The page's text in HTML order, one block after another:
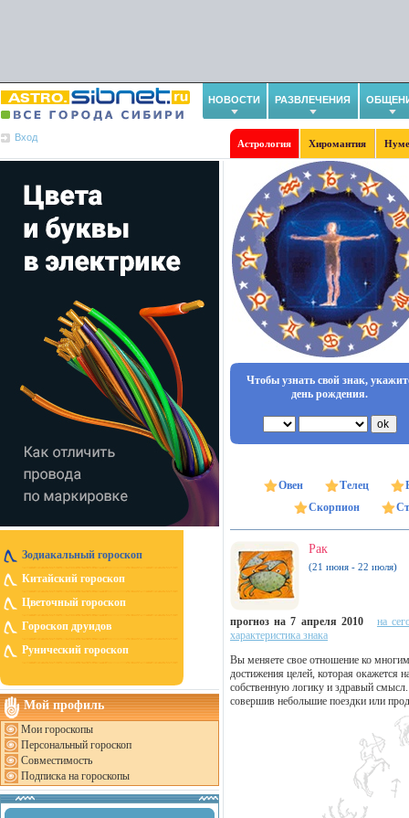
НОВОСТИ РАЗВЛЕЧЕНИЯ
Вход
Астрология Хиромантия
Зодиакальный гороскоп
Китайский гороскоп
Цветочный гороскоп
Гороскоп друидов
Рунический гороскоп
Мой профиль
Мои гороскопы
Персональный гороскоп
Совместимость
Подписка на гороскопы
Чтобы узнать свой знак,
день рождения.
Овен Телец
Скорпион
Рак
(21 июня - 22 июля)
прогноз на 7 апреля 2010
на
характеристика знака
Вы меняете свое отношение ко
достижения целей, которая окажется
собственную логику и здравый
совершив небольшие поездки или